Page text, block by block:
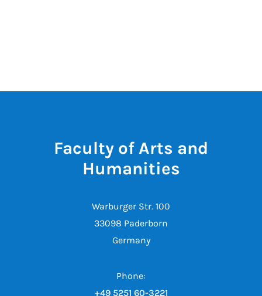
Faculty of Arts and
Humanities
Warburger Str. 100
33098 Paderborn
Germany
Phone:
+49 5251 60-3221